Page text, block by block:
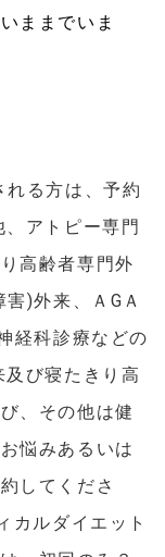
ままでいま
れる方は、予約
アトピー専門
高齢者専門外
)外来、ＡGＡ
経科診療などの
び寝たきり高
、その他は健
悩みあるいは
してくださ
カルダイエット